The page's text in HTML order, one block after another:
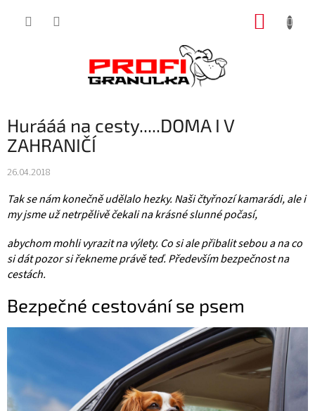
Hurááá na cesty.....DOMA I V
ZAHRANIČÍ
26.04.2018
Tak se nám konečně udělalo hezky. Naši čtyřnozí kamarádi, ale i
my jsme už netrpělivě čekali na krásné slunné počasí,
abychom mohli vyrazit na výlety. Co si ale přibalit sebou a na co
si dát pozor si řekneme právě teď.Především bezpečnost na
cestách.
Bezpečné cestování se psem